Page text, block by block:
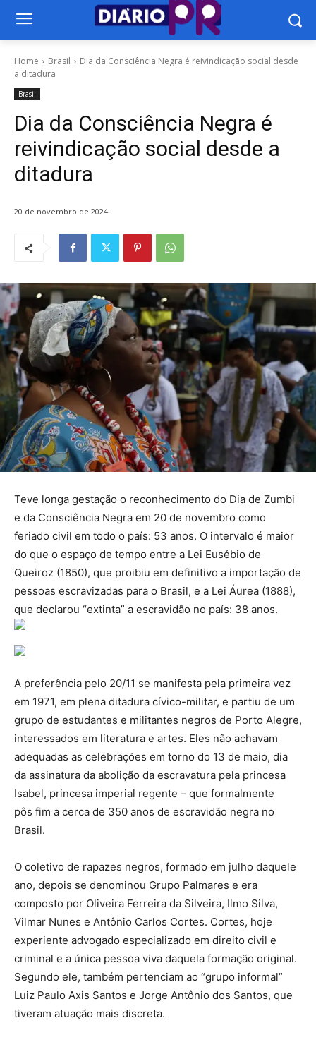
Home Brasil
Dia da Consciência Negra é reivindicação social desde
a ditadura
Brasil
Dia da Consciência Negra é
reivindicação social desde a
ditadura
20 de novembro de 2024
Teve longa gestação o reconhecimento do Dia de Zumbi
e da Consciência Negra em 20 de novembro como
feriado civil em todo o país: 53 anos. O intervalo é maior
do que o espaço de tempo entre a Lei Eusébio de
Queiroz (1850), que proibiu em definitivo a importação de
pessoas escravizadas para o Brasil, e a Lei Áurea (1888),
que declarou “extinta” a escravidão no país: 38 anos.
A preferência pelo 20/11 se manifesta pela primeira vez
em 1971, em plena ditadura cívico-militar, e partiu de um
grupo de estudantes e militantes negros de Porto Alegre,
interessados em literatura e artes. Eles não achavam
adequadas as celebrações em torno do 13 de maio, dia
da assinatura da abolição da escravatura pela princesa
Isabel, princesa imperial regente – que formalmente
pôs fim a cerca de 350 anos de escravidão negra no
Brasil.
O coletivo de rapazes negros, formado em julho daquele
ano, depois se denominou Grupo Palmares e era
composto por Oliveira Ferreira da Silveira, Ilmo Silva,
Vilmar Nunes e Antônio Carlos Cortes. Cortes, hoje
experiente advogado especializado em direito civil e
criminal e a única pessoa viva daquela formação original.
Segundo ele, também pertenciam ao “grupo informal”
Luiz Paulo Axis Santos e Jorge Antônio dos Santos, que
tiveram atuação mais discreta.